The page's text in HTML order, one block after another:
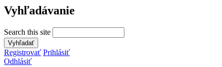
Vyhľadávanie
Search this site
Registrovať Prihlásiť
Odhlásiť